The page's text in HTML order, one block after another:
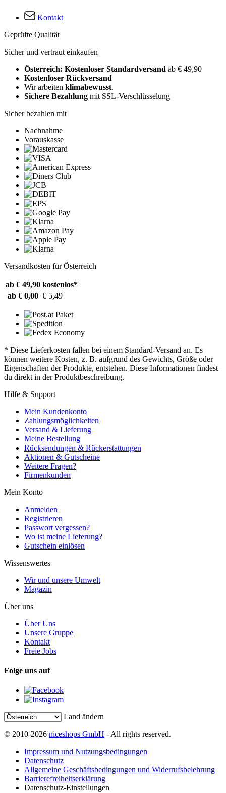
Kontakt
Geprüfte Qualität
Sicher und vertraut einkaufen
Österreich: Kostenloser Standardversand ab € 49,90
Kostenloser Rückversand
Wir arbeiten klimabewusst.
Sichere Bezahlung mit SSL-Verschlüsselung
Sicher bezahlen mit
Nachnahme
Vorauskasse
Versandkosten für Österreich
ab € 49,90 kostenlos*
ab € 0,00 € 5,49
* Diese Lieferkosten fallen bei einem Standard-Versand an. Es
können weitere Kosten, z. B. aufgrund des Gewichts, Größe oder
Eigenschaften der Produkte, entstehen. Diese Informationen findest
du direkt in der Produktbeschreibung.
Hilfe & Support
Mein Kundenkonto
Zahlungsmöglichkeiten
Versand & Lieferung
Meine Bestellung
Rücksendungen & Rückerstattungen
Aktionen & Gutscheine
Weitere Fragen?
Firmenkunden
Mein Konto
Anmelden
Registrieren
Passwort vergessen?
Wo ist meine Lieferung?
Gutschein einlösen
Wissenswertes
Wir und unsere Umwelt
Magazin
Über uns
Über Uns
Unsere Gruppe
Kontakt
Freie Jobs
Folge uns auf
Land ändern
© 2010-2026 niceshops GmbH - All rights reserved.
Impressum und Nutzungsbedingungen
Datenschutz
Allgemeine Geschäftsbedingungen und Widerrufsbelehrung
Barrierefreiheitserklärung
Datenschutz-Einstellungen